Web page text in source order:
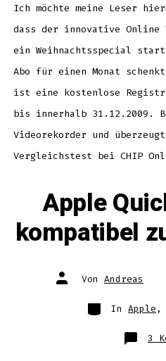
Ich möchte meine Leser
dass der innovative Online
ein Weihnachtsspecial
Abo für einen Monat
ist eine kostenlose
bis innerhalb 31.12.2009.
Videorekorder und
Vergleichstest bei CHIP
Apple
kompatibel
Autor
des Von Andreas
Kategorien
In Apple ,
3